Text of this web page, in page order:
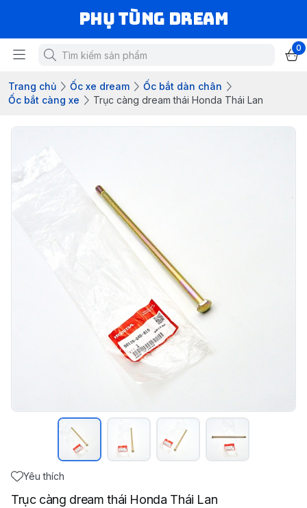
Phụ Tùng Dream
0
Trang chủ Ốc xe dream
Ốc bắt dàn chân
Ốc bắt càng xe
Trục càng dream thái Honda Thái Lan
Yêu thích
Trục càng dream thái Honda Thái Lan